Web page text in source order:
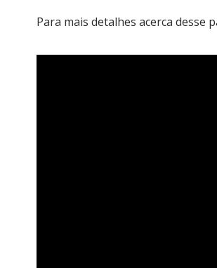
Para mais detalhes acerca desse